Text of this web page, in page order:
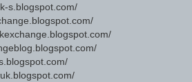
s.blogspot.com/